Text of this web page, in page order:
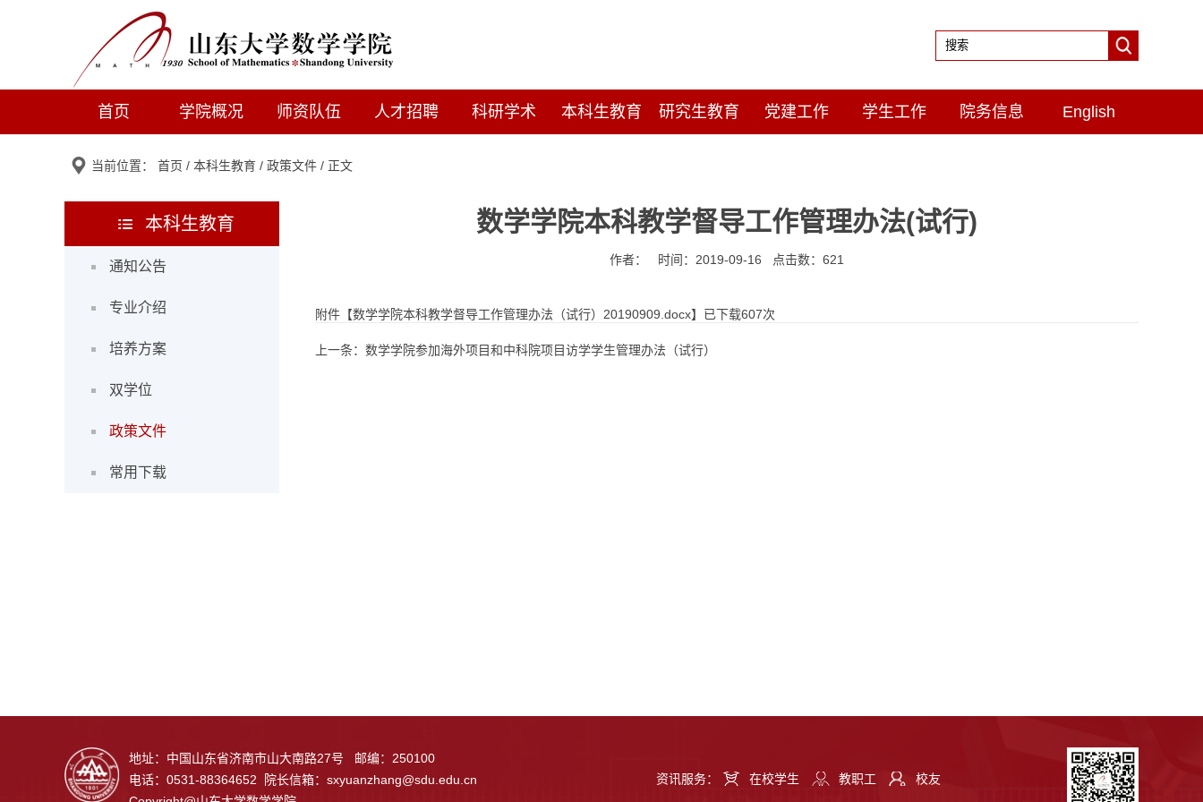
首页 学院概况 师资队伍 人才招聘 科研学术 本科生教育 研究生教育 党建工作 学生工作 院务信息 English
当前位置： 首页 / 本科生教育 / 政策文件 / 正文
本科生教育
通知公告
专业介绍
培养方案
双学位
政策文件
常用下载
数学学院本科教学督导工作管理办法(试行)
作者： 时间：2019-09-16 点击数： 621
附件【数学学院本科教学督导工作管理办法（试行）20190909.docx】已下载607次
上一条： 数学学院参加海外项目和中科院项目访学学生管理办法（试行）
地址：中国山东省济南市山大南路27号 邮编：250100
电话：0531-88364652 院长信箱： sxyuanzhang@sdu.edu.cn
资讯服务： 在校学生 教职工 校友